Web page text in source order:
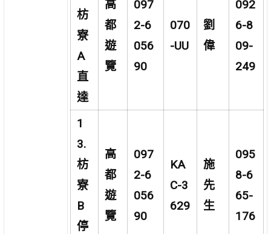
枋
寮
A
直
達
高
都
遊
覽
097
2-6
056
90
070
-UU
劉
偉
092
6-8
09-
249
1
3.
枋
寮
B
停
高
都
遊
覽
097
2-6
056
90
KA
C-3
629
施
先
生
095
8-6
65-
176